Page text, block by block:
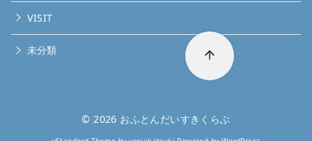
VISIT
未分類
© 2026 おふとんだいすきくらぶ